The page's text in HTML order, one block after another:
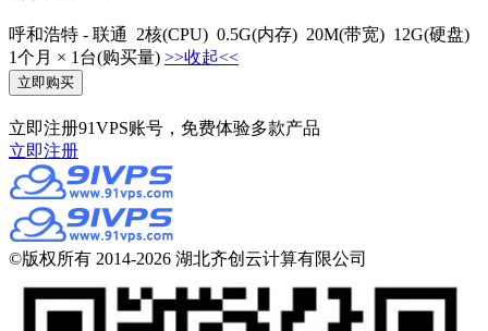
呼和浩特 - 联通 2核(CPU) 0.5G(内存) 20M(带宽) 12G(硬盘)
1个月 × 1 台(购买量) >>收起<<
立即注册91VPS账号，免费体验多款产品
立即注册
©版权所有 2014-2026 湖北齐创云计算有限公司